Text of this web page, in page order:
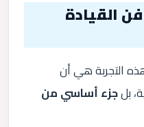
القيادة
التجربة هي أن
بلجزء أساسي من